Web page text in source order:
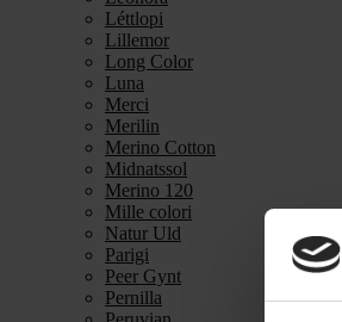
Léttlopi
Lillemor
Long Color
Luna
Merci
Merilin
Merino Cotton
Midnatssol
Merino 120
Mille colori
Natur Uld
Parigi
Peer Gynt
Pernilla